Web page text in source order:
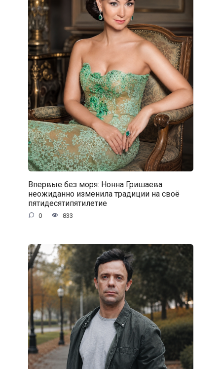
Впервые без моря: Нонна Гришаева
неожиданно изменила традиции на своё
пятидесятипятилетие
0 833